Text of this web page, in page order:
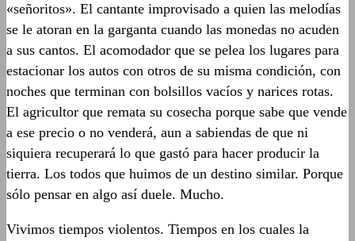
«señoritos». El cantante improvisado a quien las melodías
se le atoran en la garganta cuando las monedas no acuden
a sus cantos. El acomodador que se pelea los lugares para
estacionar los autos con otros de su misma condición, con
noches que terminan con bolsillos vacíos y narices rotas.
El agricultor que remata su cosecha porque sabe que vende
a ese precio o no venderá, aun a sabiendas de que ni
siquiera recuperará lo que gastó para hacer producir la
tierra. Los todos que huimos de un destino similar. Porque
sólo pensar en algo así duele. Mucho.
Vivimos tiempos violentos. Tiempos en los cuales la